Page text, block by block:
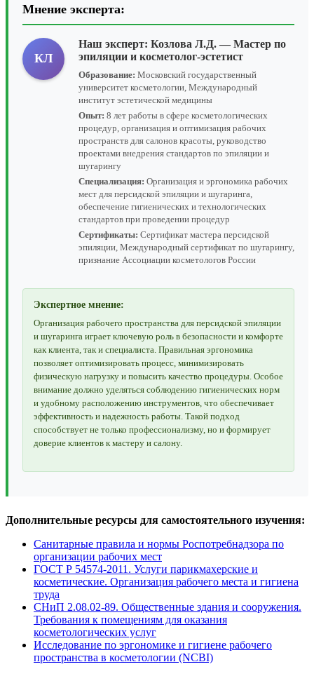
Мнение эксперта:
КЛ
Наш эксперт: Козлова Л.Д. — Мастер по
эпиляции и косметолог-эстетист
Образование: Московский государственный
университет косметологии, Международный
институт эстетической медицины
Опыт: 8 лет работы в сфере косметологических
процедур, организация и оптимизация рабочих
пространств для салонов красоты, руководство
проектами внедрения стандартов по эпиляции и
шугарингу
Специализация: Организация и эргономика рабочих
мест для персидской эпиляции и шугаринга,
обеспечение гигиенических и технологических
стандартов при проведении процедур
Сертификаты: Сертификат мастера персидской
эпиляции, Международный сертификат по шугарингу,
признание Ассоциации косметологов России
Экспертное мнение:
Организация рабочего пространства для персидской эпиляции
и шугаринга играет ключевую роль в безопасности и комфорте
как клиента, так и специалиста. Правильная эргономика
позволяет оптимизировать процесс, минимизировать
физическую нагрузку и повысить качество процедуры. Особое
внимание должно уделяться соблюдению гигиенических норм
и удобному расположению инструментов, что обеспечивает
эффективность и надежность работы. Такой подход
способствует не только профессионализму, но и формирует
доверие клиентов к мастеру и салону.
Дополнительные ресурсы для самостоятельного изучения:
Санитарные правила и нормы Роспотребнадзора по
организации рабочих мест
ГОСТ Р 54574-2011. Услуги парикмахерские и
косметические. Организация рабочего места и гигиена
труда
СНиП 2.08.02-89. Общественные здания и сооружения.
Требования к помещениям для оказания
косметологических услуг
Исследование по эргономике и гигиене рабочего
пространства в косметологии (NCBI)